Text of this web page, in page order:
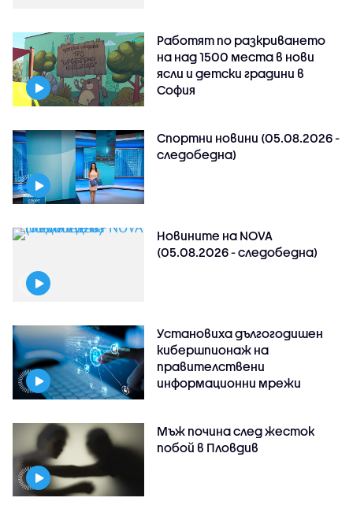
Работят по разкриването
на над 1500 места в нови
ясли и детски градини в
София
Спортни новини (05.08.2026 -
следобедна)
Новините на NOVA
(05.08.2026 - следобедна)
Установиха дългогодишен
кибершпионаж на
правителствени
информационни мрежи
Мъж почина след жесток
побой в Пловдив